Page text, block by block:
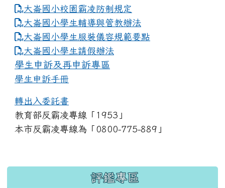
大崙國小校園霸凌防制規定
大崙國小學生輔導與管教辦法
大崙國小學生服裝儀容規範要點
link to https://www.dles.tyc.edu.tw/uploads/
大崙國小學生請假辦法
學生申訴及再申訴專區
學生申訴手冊
轉出入委託書
教育部反霸凌專線「1953」
本市反霸凌專線為「0800-775-889」
:::
評鑑專區